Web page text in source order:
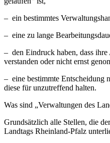
– ein bestimmtes
– eine zu lange
– den Eindruck haben, dass
verstanden oder nicht ernst
– eine bestimmte Entscheidung
diese für unzutreffend halten.
Was sind „Verwaltungen des
Grundsätzlich alle Stellen, die
Landtags Rheinland-Pfalz